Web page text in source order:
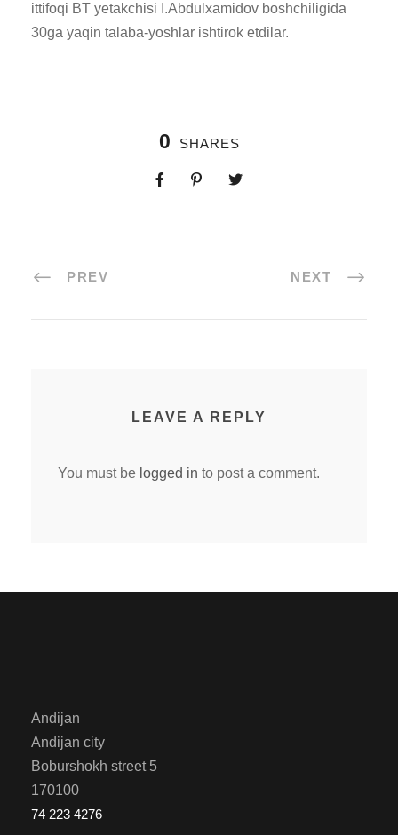
ittifoqi BT yetakchisi I.Abdulxamidov boshchiligida
30ga yaqin talaba-yoshlar ishtirok etdilar.
0 SHARES
PREV NEXT
LEAVE A REPLY
You must be logged in to post a comment.
Andijan
Andijan city
Boburshokh street 5
170100
74 223 4276